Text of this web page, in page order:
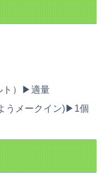
ト）▶︎適量
うメークイン)▶︎1個